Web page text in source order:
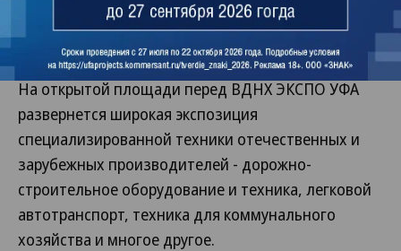
Поволжье и Урале».
ЭКСПОЗИЦИЯ ВЫСТАВКИ
На открытой площади перед ВДНХ ЭКСПО УФА
развернется широкая экспозиция
специализированной техники отечественных и
зарубежных производителей - дорожно-
строительное оборудование и техника, легковой
автотранспорт, техника для коммунального
хозяйства и многое другое.